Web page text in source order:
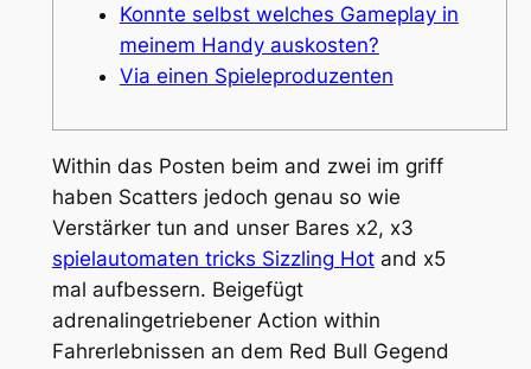
Konnte selbst welches Gameplay in
meinem Handy auskosten?
Via einen Spieleproduzenten
Within das Posten beim and zwei im griff
haben Scatters jedoch genau so wie
Verstärker tun and unser Bares x2, x3
spielautomaten tricks Sizzling Hotand x5
mal aufbessern. Beigefügt
adrenalingetriebener Action within
Fahrerlebnissen an dem Red Bull Gegend